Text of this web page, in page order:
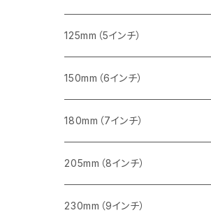
セグメント（一般道路カッター用
セグメント（一般道路カッター用
セグメント（特殊凸凹加工チップ）
セグメント
セグメント（特殊凸凹加工チップ）
405mm（16インチ）
セグメントタイプ
砥石（補強綱入り）
一般道路カッター用
305ｍｍ（12インチ）
一般道路カッター用
355ｍｍ（14インチ）
一般道路カッター用
405mm（16インチ）
一般道路カッター用
455ｍｍ（18インチ）
一般道路カッター用
タイル切断用
みかげ石（御影石）切断用
コンクリート切断用
ブロック切断用
レンガ切断用
125mm（5インチ）
タイル切断用
みかげ石（御影石）切断用
コンクリート切断用
ブロック切断用
150mm（6インチ）
みかげ石（御影石）切断用
コンクリート切断用
ブロック切断用
180mm（7インチ）
みかげ石（御影石）切断用
コンクリート切断用
205mm（8インチ）
みかげ石（御影石）切断用
230mm（9インチ）